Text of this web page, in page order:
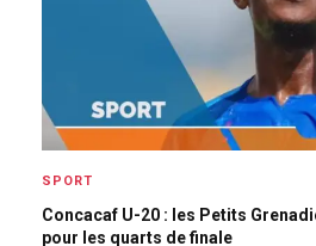
SPORT
Concacaf U-20 : les Petits
pour les quarts de finale